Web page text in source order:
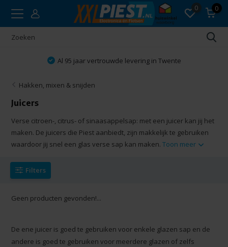
0 0
Al 95 jaar vertrouwde levering in Twente
Hakken, mixen & snijden
Juicers
Verse citroen-, citrus- of sinaasappelsap: met een juicer kan jij het
maken. De juicers die Piest aanbiedt, zijn makkelijk te gebruiken
waardoor jij snel een glas verse sap kan maken.Toon meer
Filters
Geen producten gevonden!...
De ene juicer is goed te gebruiken voor enkele glazen sap en de
andere is goed te gebruiken voor meerdere glazen of zelfs